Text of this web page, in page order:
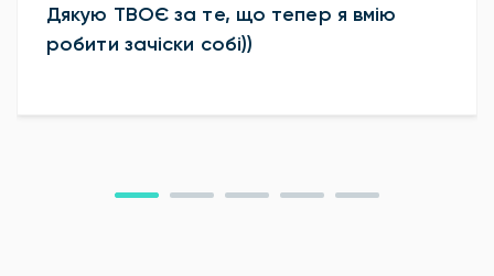
Дякую ТВОЄ за те, що тепер я вмію
робити зачіски собі))